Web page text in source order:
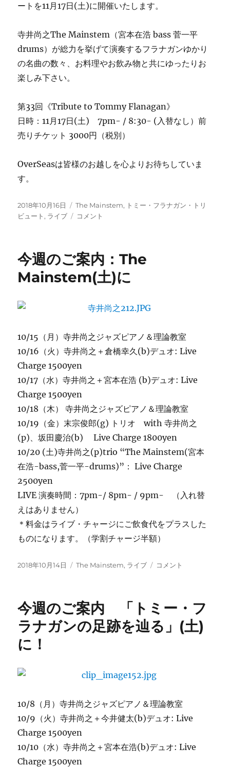
ートを11月17日(土)に開催いたします。
寺井尚之The Mainstem（宮本在浩 bass 菅一平
drums）が総力を挙げて演奏するフラナガンゆかり
の名曲の数々、お料理やお飲み物と共にゆったりお
楽しみ下さい。
第33回《Tribute to Tommy Flanagan》
日時：11月17日(土) 7pm- / 8:30- (入替なし）前
売りチケット 3000円（税別）
OverSeasは皆様のお越しを心よりお待ちしていま
す。
投
稿
2018年10月16日
カ
テ
The Mainstem, トミー・フラナガン・トリ
ビュート , ライブ
秋
ビ
ー
ー
11
月
17
(土)、
チ
ケ
ト
は
お
に。
に
コメント
今週のご案内：The
Mainstem(土)に
10/15（月）寺井尚之ジャズピアノ＆理論教室
10/16（火）寺井尚之＋倉橋幸久(b)デュオ: Live
Charge 1500yen
10/17（水）寺井尚之＋宮本在浩 (b)デュオ: Live
Charge 1500yen
10/18（木） 寺井尚之ジャズピアノ＆理論教室
10/19（金）末宗俊郎(g) トリオ with 寺井尚之
(p)、坂田慶治(b) Live Charge 1800yen
10/20 (土)寺井尚之(p)trio “The Mainstem(宮本
在浩-bass,菅一平-drums)”： Live Charge
2500yen
LIVE 演奏時間：7pm-/ 8pm- / 9pm- （入れ替
えはありません）
＊料金はライブ・チャージにご飲食代をプラスした
ものになります。（学割チャージ半額）
投
2018年10月14日
カ
ー
The Mainstem, ライブ
今
案
内：
The
コメント
今週のご案内 「トミー・フ
ラナガンの足跡を辿る」(土)
に！
10/8（月）寺井尚之ジャズピアノ＆理論教室
10/9（火）寺井尚之＋今井健太(b)デュオ: Live
Charge 1500yen
10/10（水）寺井尚之＋宮本在浩(b)デュオ: Live
Charge 1500yen